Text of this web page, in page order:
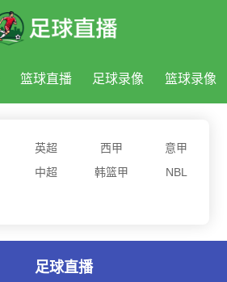
篮球直播 足球录像 篮球录像
英超 西甲
意甲
中超 韩篮甲
NBL
足球直播